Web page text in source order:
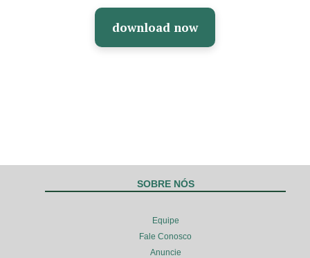
download now
SOBRE NÓS
Equipe
Fale Conosco
Anuncie